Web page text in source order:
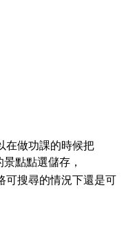
在做功課的時候把
點點選儲存，
可搜尋的情況下還是可